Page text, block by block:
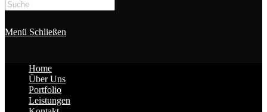
Search
this
Menü Schließen
Home
Über Uns
Portfolio
Leistungen